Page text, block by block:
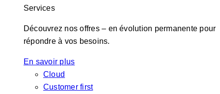
Services
Découvrez nos offres – en évolution permanente pour
répondre à vos besoins.
En savoir plus
Cloud
Customer first